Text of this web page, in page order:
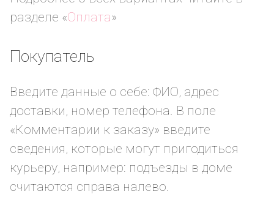
разделе «Оплата»
Покупатель
Введите данные о себе: ФИО, адрес
доставки, номер телефона. В поле
«Комментарии к заказу» введите
сведения, которые могут пригодиться
курьеру, например: подъезды в доме
считаются справа налево.